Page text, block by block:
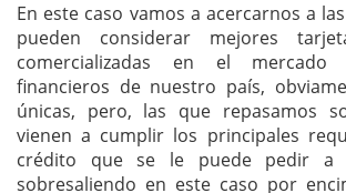
En este caso vamos a acercarnos a
pueden considerar mejores
comercializadas en el mercado
financieros de nuestro país,
únicas, pero, las que repasamos
vienen a cumplir los principales
crédito que se le puede pedir a
sobresaliendo en este caso por